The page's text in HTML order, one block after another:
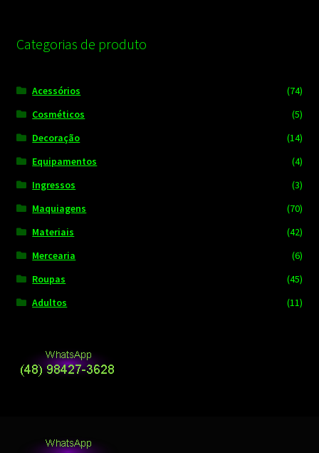
Categorias de produto
Acessórios
(74)
Cosméticos
(5)
Decoração
(14)
Equipamentos
(4)
Ingressos
(3)
Maquiagens
(70)
Materiais
(42)
Mercearia
(6)
Roupas
(45)
Adultos
(11)